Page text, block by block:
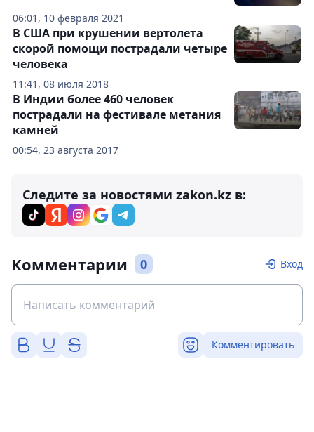
06:01, 10 февраля 2021
11:41, 08 июля 2018
В США при крушении вертолета
скорой помощи пострадали четыре
человека
00:54, 23 августа 2017
В Индии более 460 человек
пострадали на фестивале метания
камней
Следите за новостями zakon.kz в:
Комментарии 0 Вход
Комментировать